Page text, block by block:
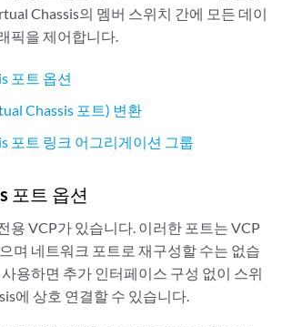
Chassis의 멤버 스위치 간에 모든 데이
픽을 제어합니다.
포트 옵션
Chassis 포트) 변환
포트 링크 어그리게이션 그룹
포트 옵션
용 VCP가 있습니다. 이러한 포트는 VCP
며 네트워크 포트로 재구성할 수는 없습
용하면 추가 인터페이스 구성 없이 스위
에 상호 연결할 수 있습니다.